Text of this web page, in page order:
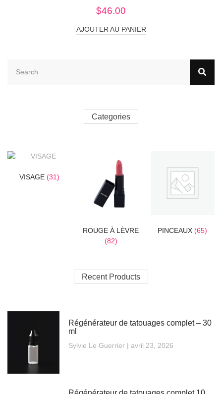
$46.00
AJOUTER AU PANIER
Categories
VISAGE(31)
ROUGE À LÈVRE
(82)
PINCEAUX(65)
Recent Products
Régénérateur de tatouages complet – 30
ml
Sylvie Le Guerrier avril 23, 2026